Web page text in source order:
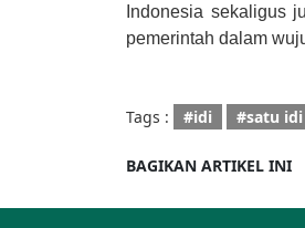
Indonesia sekaligus
pemerintah dalam
Tags : #idi #satu
BAGIKAN ARTIKEL INI